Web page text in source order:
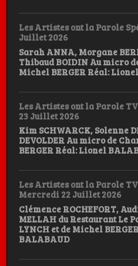
Les Artistes ont la Parole
Juillet 2026
Sarah ANNA, Morgane
Thibaud BOIDIN Au micro
Michel BERGER Réal:
Les Artistes ont la Parole
23 Juillet 2026
Kim SCHWARCK, Solenne
DEVOLDER Au micro de
BERGER Réal: Lionel
Les Artistes ont la Parole
Mercredi 22 Juillet 2026
Clémence ROCHEFORT,
MELLAH du Restaurant Le
LYNCH et de Michel
BALABAUD